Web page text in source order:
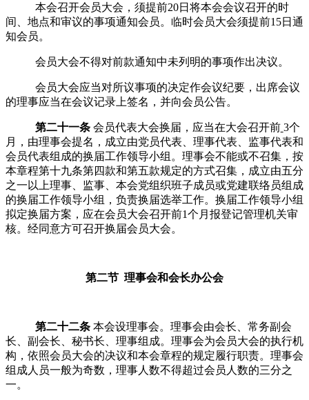
本会召开会员大会 ，须提前20日将本会会议召开的时
间、地点和审议的事项通知会员。临时会员大会须提前15日通
知会员。
会员大会不得对前款通知中未列明的事项作出决议。
会员大会应当对所议事项的决定作会议纪要，出席会议
的理事应当在会议记录上签名，并向会员公告。
第二十一条 会员代表大会换届，应当在大会召开前 3个
月，由理事会提名，成立由党员代表、理事代表、监事代表和
会员代表组成的换届工作领导小组。理事会不能或不召集，按
本章程第十九条第四款和第五款规定的方式召集，成立由五分
之一以上理事、监事、本会党组织班子成员或党建联络员组成
的换届工作领导小组，负责换届选举工作。换届工作领导小组
拟定换届方案，应在会员大会召开前1个月报登记管理机关审
核。经同意方可召开换届会员大会。
第二节 理事会和会长办公会
第二十二条 本会设理事会。理事会由会长、 常务副会
长、 副会长、 秘书长、理事组成。理事会为会员大会的执行机
构，依照会员大会的决议和本会章程的规定履行职责。理事会
组成人员一般为奇数，理事人数不得超过会员 人数的三分之
一。